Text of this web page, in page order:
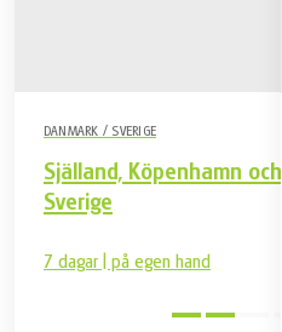
DANMARK / SVERIGE
Själland, Köpenhamn och
Sverige
7 dagar | på egen hand